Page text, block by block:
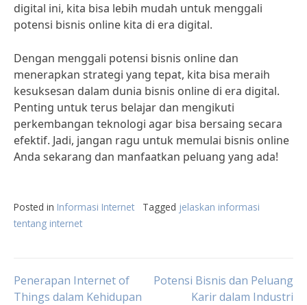
digital ini, kita bisa lebih mudah untuk menggali
potensi bisnis online kita di era digital.
Dengan menggali potensi bisnis online dan
menerapkan strategi yang tepat, kita bisa meraih
kesuksesan dalam dunia bisnis online di era digital.
Penting untuk terus belajar dan mengikuti
perkembangan teknologi agar bisa bersaing secara
efektif. Jadi, jangan ragu untuk memulai bisnis online
Anda sekarang dan manfaatkan peluang yang ada!
Posted in Informasi Internet Tagged jelaskan informasi
tentang internet
Post
Penerapan Internet of
Things dalam Kehidupan
Potensi Bisnis dan Peluang
Karir dalam Industri